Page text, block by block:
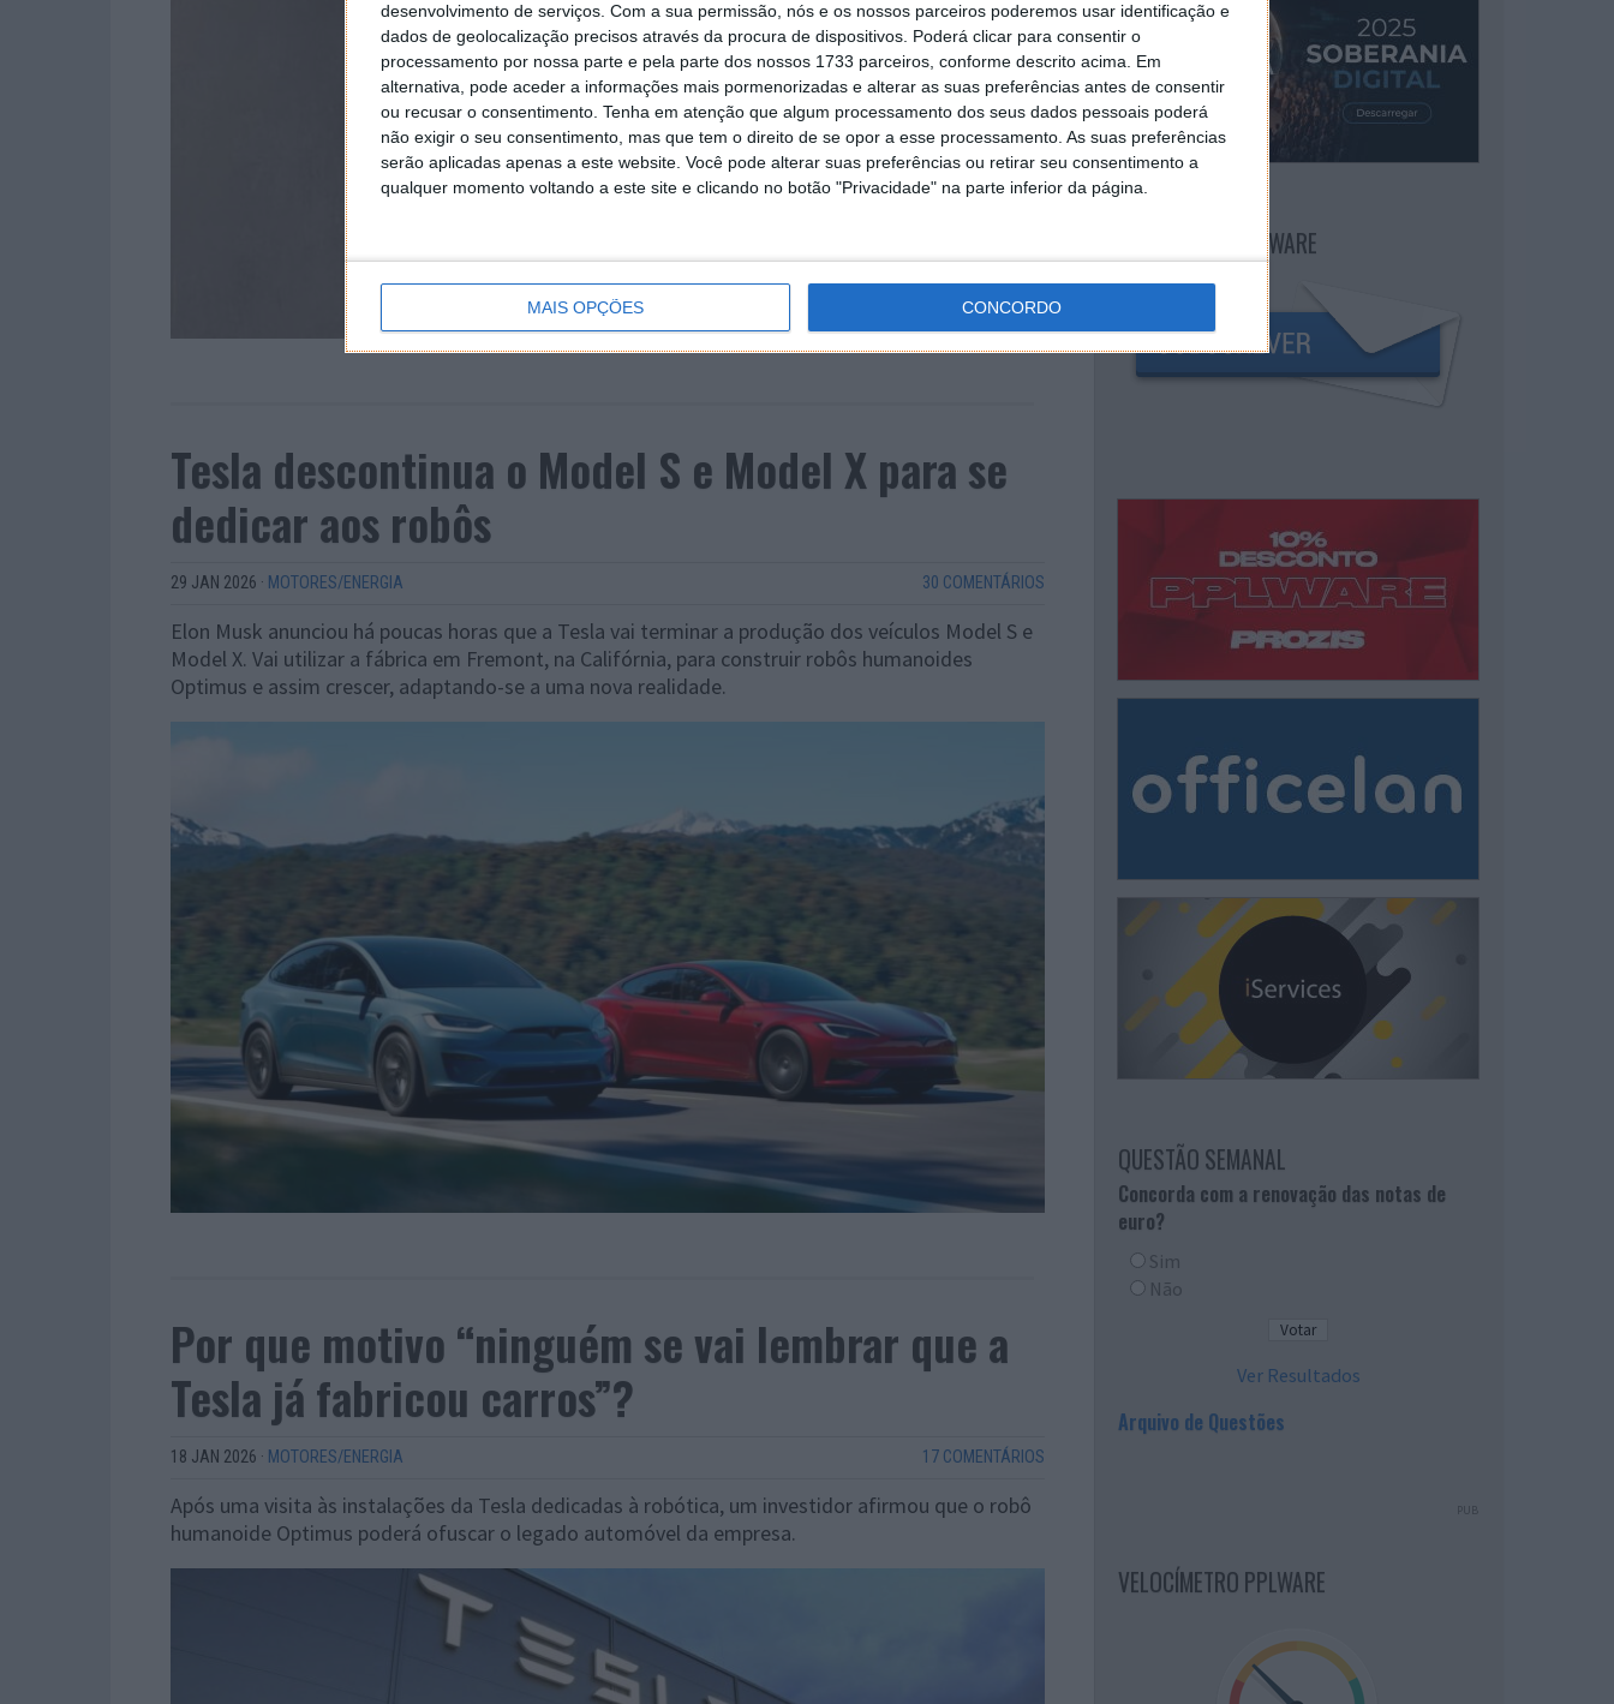
desenvolvimento de serviços. Com a sua permissão, nós e os nossos parceiros poderemos usar identificação e
dados de geolocalização precisos através da procura de dispositivos. Poderá clicar para consentir o
processamento por nossa parte e pela parte dos nossos 1733 parceiros, conforme descrito acima. Em
alternativa, pode aceder a informações mais pormenorizadas e alterar as suas preferências antes de consentir
ou recusar o consentimento. Tenha em atenção que algum processamento dos seus dados pessoais poderá
não exigir o seu consentimento, mas que tem o direito de se opor a esse processamento. As suas preferências
serão aplicadas apenas a este website. Você pode alterar suas preferências ou retirar seu consentimento a
qualquer momento voltando a este site e clicando no botão "Privacidade" na parte inferior da página.
MAIS OPÇÕES CONCORDO
Tesla descontinua o Model S e Model X para se
dedicar aos robôs
29 JAN 2026 · MOTORES/ENERGIA 30 COMENTÁRIOS
Elon Musk anunciou há poucas horas que a Tesla vai terminar a produção dos veículos Model S e
Model X. Vai utilizar a fábrica em Fremont, na Califórnia, para construir robôs humanoides
Optimus e assim crescer, adaptando-se a uma nova realidade.
Por que motivo “ninguém se vai lembrar que a
Tesla já fabricou carros”?
18 JAN 2026 · MOTORES/ENERGIA 17 COMENTÁRIOS
Após uma visita às instalações da Tesla dedicadas à robótica, um investidor afirmou que o robô
humanoide Optimus poderá ofuscar o legado automóvel da empresa.
NEWSLETTER PPLWARE
QUESTÃO SEMANAL
Concorda com a renovação das notas de
euro?
Sim
Não
Ver Resultados
Arquivo de Questões
PUB
VELOCÍMETRO PPLWARE